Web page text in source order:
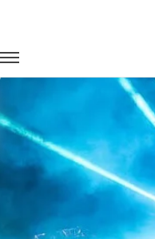
Механика 2018